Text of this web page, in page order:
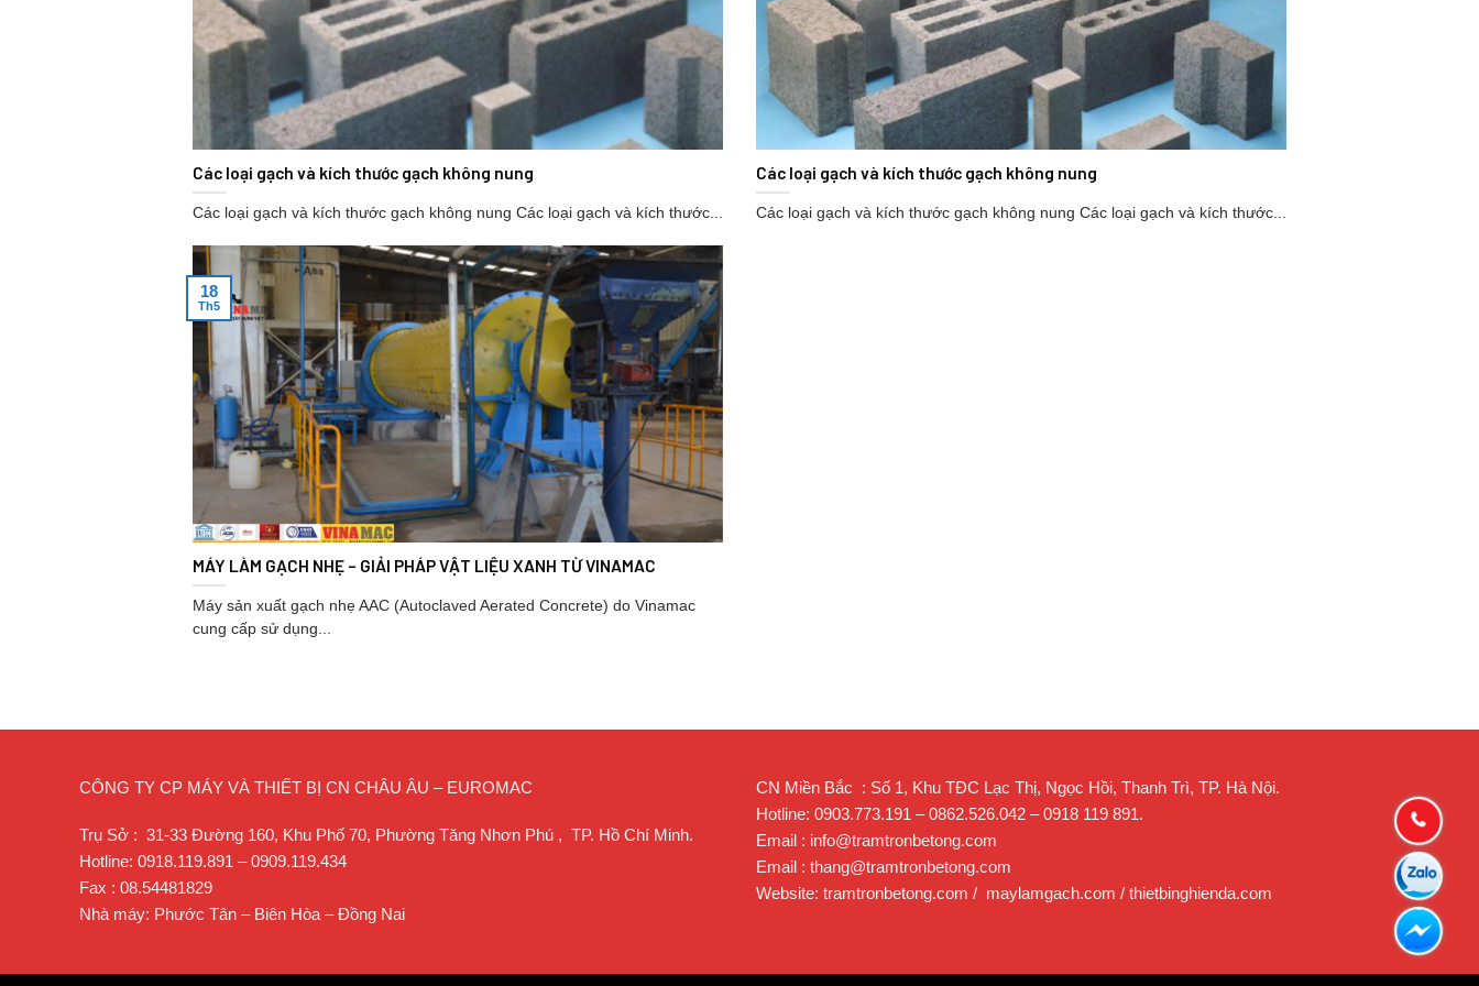
Các loại gạch và kích thước gạch không nung
Các loại gạch và kích thước gạch không nung Các loại gạch và kích thước...
Các loại gạch và kích thước gạch không nung
Các loại gạch và kích thước gạch không nung Các loại gạch và kích thước...
MÁY LÀM GẠCH NHẸ – GIẢI PHÁP VẬT LIỆU XANH TỪ VINAMAC
Máy sản xuất gạch nhẹ AAC (Autoclaved Aerated Concrete) do Vinamac
cung cấp sử dụng...
18
Th5
CÔNG TY CP MÁY VÀ THIẾT BỊ CN CHÂU ÂU – EUROMAC
Trụ Sở : 31-33 Đường 160, Khu Phố 70, Phường Tăng Nhơn Phú , TP. Hồ Chí Minh.
Hotline: 0918.119.891 – 0909.119.434
Fax : 08.54481829
Nhà máy: Phước Tân – Biên Hòa – Đồng Nai
CN Miền Bắc : Số 1, Khu TĐC Lạc Thị, Ngọc Hồi, Thanh Trì, TP. Hà Nội.
Hotline: 0903.773.191 – 0862.526.042 – 0918 119 891.
Email : info@tramtronbetong.com
Email : thang@tramtronbetong.com
Website: tramtronbetong.com / maylamgach.com / thietbinghienda.com